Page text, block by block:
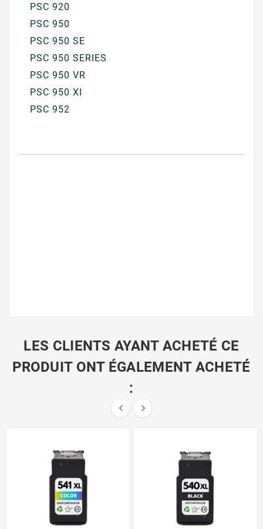
PSC 920
PSC 950
PSC 950 SE
PSC 950 SERIES
PSC 950 VR
PSC 950 XI
PSC 952
LES CLIENTS AYANT ACHETÉ CE
PRODUIT ONT ÉGALEMENT ACHETÉ
:
 